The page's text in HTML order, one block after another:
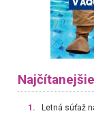
Najčítanejšie
1. Letná súťaž